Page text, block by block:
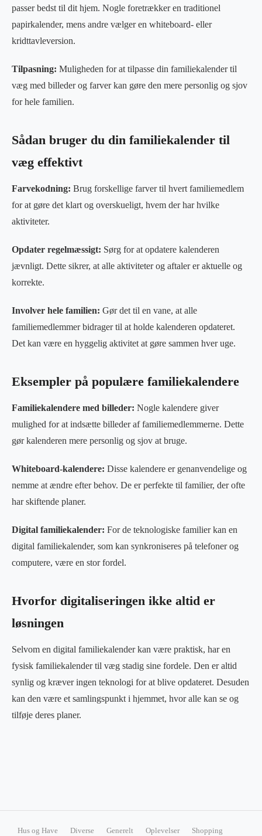
passer bedst til dit hjem. Nogle foretrækker en traditionel
papirkalender, mens andre vælger en whiteboard- eller
kridttavleversion.
Tilpasning: Muligheden for at tilpasse din familiekalender til
væg med billeder og farver kan gøre den mere personlig og sjov
for hele familien.
Sådan bruger du din familiekalender til
væg effektivt
Farvekodning: Brug forskellige farver til hvert familiemedlem
for at gøre det klart og overskueligt, hvem der har hvilke
aktiviteter.
Opdater regelmæssigt: Sørg for at opdatere kalenderen
jævnligt. Dette sikrer, at alle aktiviteter og aftaler er aktuelle og
korrekte.
Involver hele familien: Gør det til en vane, at alle
familiemedlemmer bidrager til at holde kalenderen opdateret.
Det kan være en hyggelig aktivitet at gøre sammen hver uge.
Eksempler på populære familiekalendere
Familiekalendere med billeder: Nogle kalendere giver
mulighed for at indsætte billeder af familiemedlemmerne. Dette
gør kalenderen mere personlig og sjov at bruge.
Whiteboard-kalendere: Disse kalendere er genanvendelige og
nemme at ændre efter behov. De er perfekte til familier, der ofte
har skiftende planer.
Digital familiekalender: For de teknologiske familier kan en
digital familiekalender, som kan synkroniseres på telefoner og
computere, være en stor fordel.
Hvorfor digitaliseringen ikke altid er
løsningen
Selvom en digital familiekalender kan være praktisk, har en
fysisk familiekalender til væg stadig sine fordele. Den er altid
synlig og kræver ingen teknologi for at blive opdateret. Desuden
kan den være et samlingspunkt i hjemmet, hvor alle kan se og
tilføje deres planer.
Hus og Have Diverse Generelt Oplevelser Shopping